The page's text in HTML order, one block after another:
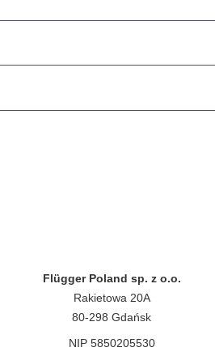
Flügger Poland sp. z o.o.
Rakietowa 20A
80-298 Gdańsk
NIP 5850205530